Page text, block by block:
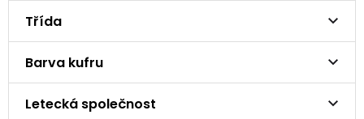
Třída
Barva kufru
Letecká společnost